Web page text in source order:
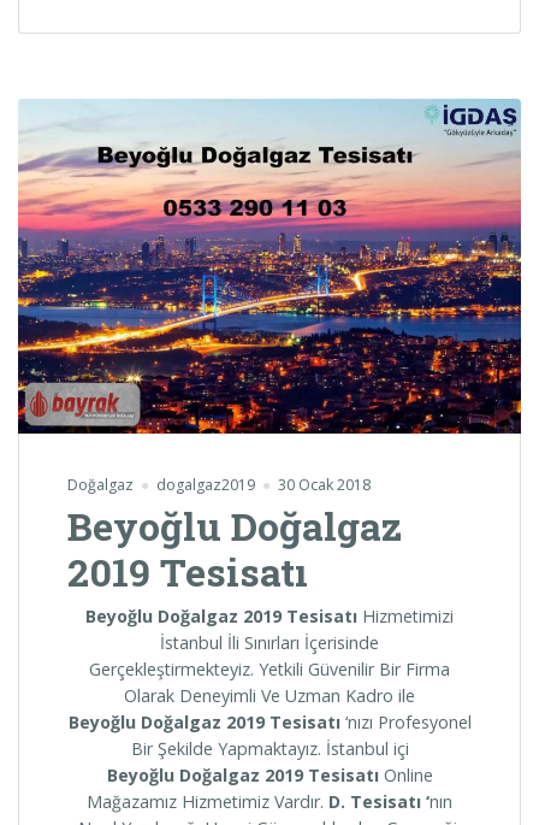
Doğalgaz dogalgaz2019 30 Ocak 2018
Beyoğlu Doğalgaz
2019 Tesisatı
Beyoğlu Doğalgaz 2019 Tesisatı Hizmetimizi
İstanbul İli Sınırları İçerisinde
Gerçekleştirmekteyiz. Yetkili Güvenilir Bir Firma
Olarak Deneyimli Ve Uzman Kadro ile
Beyoğlu Doğalgaz 2019 Tesisatı ‘nızı Profesyonel
Bir Şekilde Yapmaktayız. İstanbul içi
Beyoğlu Doğalgaz 2019 TesisatıOnline
Mağazamız Hizmetimiz Vardır. D. Tesisatı ‘nın